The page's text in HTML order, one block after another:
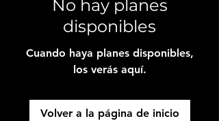
No hay planes
disponibles
Cuando haya planes disponibles,
los verás aquí.
Volver a la página de inicio